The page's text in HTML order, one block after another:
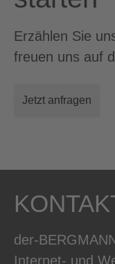
Erzählen Sie
freuen uns auf
Jetzt anfragen
der-
Internet- und